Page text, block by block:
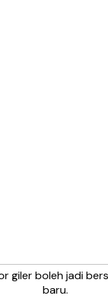
giler boleh jadi
baru.